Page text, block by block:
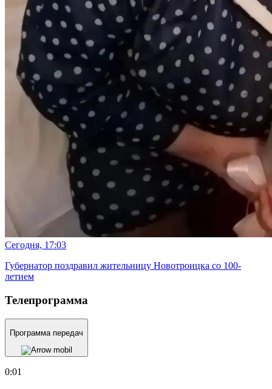
Сегодня, 17:03
Губернатор поздравил жительницу Новотроицка со 100-
летием
Телепрограмма
Программа передач
0:01